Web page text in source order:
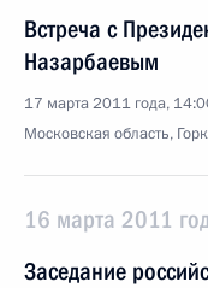
Встреча с
Назарбаевым
17 марта 2011 года,
Московская область,
16 марта 2011
Заседание